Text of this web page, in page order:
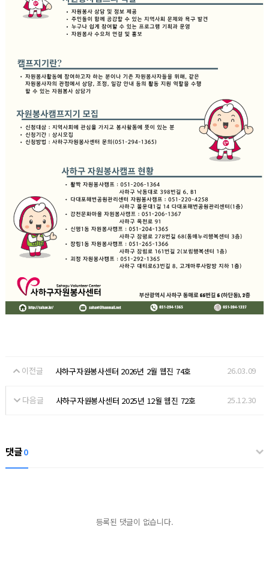
이전글 사하구자원봉사센터 2026년 2월 웹진 74호 26.03.09
다음글 사하구자원봉사센터 2025년 12월 웹진 72호 25.12.30
댓글0
등록된 댓글이 없습니다.